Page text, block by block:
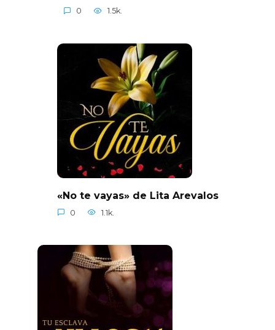
0 1.5k.
«No te vayas» de Lita Arevalos
0 1.1k.